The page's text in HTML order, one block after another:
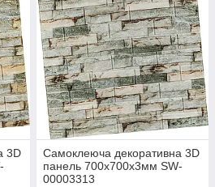
3D
Самоклеюча декоративна 3D
панель 700х700х3мм SW-
00003313